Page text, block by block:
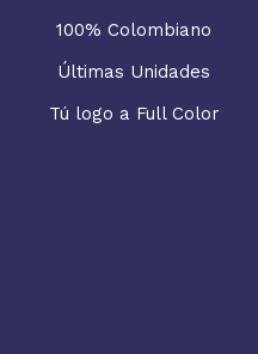
100% Colombiano
Últimas Unidades
Tú logo a Full Color